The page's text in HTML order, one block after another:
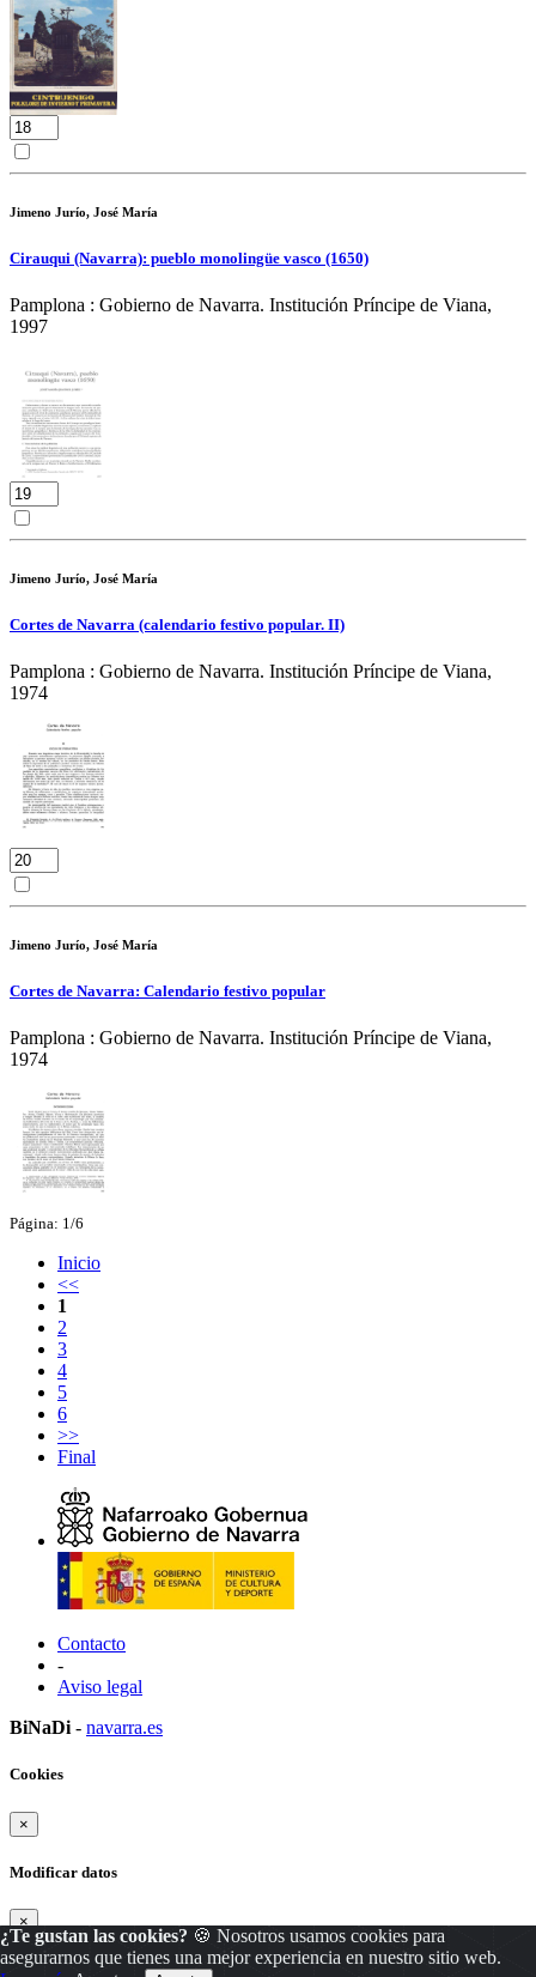
Jimeno Jurío, José María
Cirauqui (Navarra): pueblo monolingüe vasco (1650)
Pamplona : Gobierno de Navarra. Institución Príncipe de Viana,
1997
Jimeno Jurío, José María
Cortes de Navarra (calendario festivo popular. II)
Pamplona : Gobierno de Navarra. Institución Príncipe de Viana,
1974
Jimeno Jurío, José María
Cortes de Navarra: Calendario festivo popular
Pamplona : Gobierno de Navarra. Institución Príncipe de Viana,
1974
Página: 1/6
Inicio
<<
1
2
3
4
5
6
>>
Final
Contacto
-
Aviso legal
BiNaDi - navarra.es
¿Te gustan las cookies? 🍪 Nosotros usamos cookies para
asegurarnos que tienes una mejor experiencia en nuestro sitio web.
Cookies
×
Modificar datos
×
Modificar Cancelar